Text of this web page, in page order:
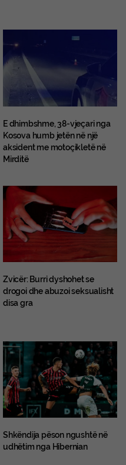
E dhimbshme, 38-vjeçari nga
Kosova humb jetën në një
aksident me motoçikletë në
Mirditë
Zvicër: Burri dyshohet se
drogoi dhe abuzoi seksualisht
disa gra
Shkëndija pëson ngushtë në
udhëtim nga Hibernian